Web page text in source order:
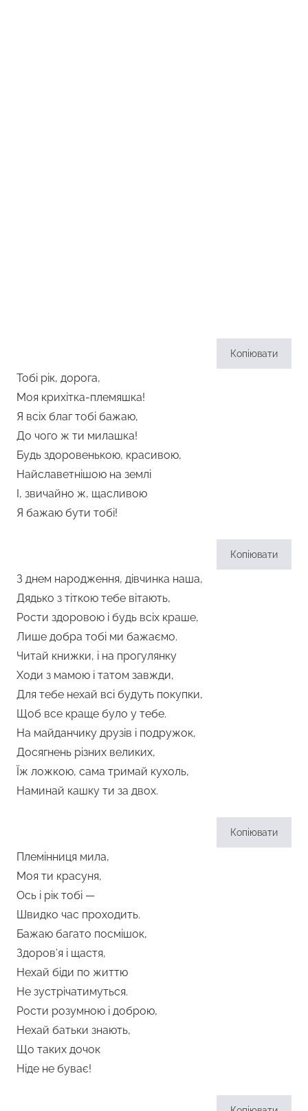
Копіювати
Тобі рік, дорога,
Моя крихітка-племяшка!
Я всіх благ тобі бажаю,
До чого ж ти милашка!
Будь здоровенькою, красивою,
Найславетнішою на землі
І, звичайно ж, щасливою
Я бажаю бути тобі!
Копіювати
З днем народження, дівчинка наша,
Дядько з тіткою тебе вітають,
Рости здоровою і будь всіх краше,
Лише добра тобі ми бажаємо.
Читай книжки, і на прогулянку
Ходи з мамою і татом завжди,
Для тебе нехай всі будуть покупки,
Щоб все краще було у тебе.
На майданчику друзів і подружок,
Досягнень різних великих,
Їж ложкою, сама тримай кухоль,
Наминай кашку ти за двох.
Копіювати
Племінниця мила,
Моя ти красуня,
Ось і рік тобі —
Швидко час проходить.
Бажаю багато посмішок,
Здоров’я і щастя,
Нехай біди по життю
Не зустрічатимуться.
Рости розумною і доброю,
Нехай батьки знають,
Що таких дочок
Ніде не буває!